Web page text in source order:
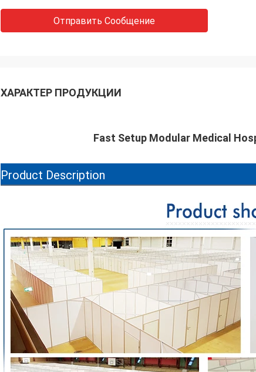
Отправить Сообщение
ХАРАКТЕР ПРОДУКЦИИ
Fast Setup Modular Medical
Product Description